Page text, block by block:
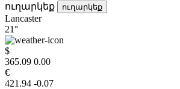
ուղարկեք ուղարկեք
Lancaster
21°
$
365.09 0.00
€
421.94 -0.07